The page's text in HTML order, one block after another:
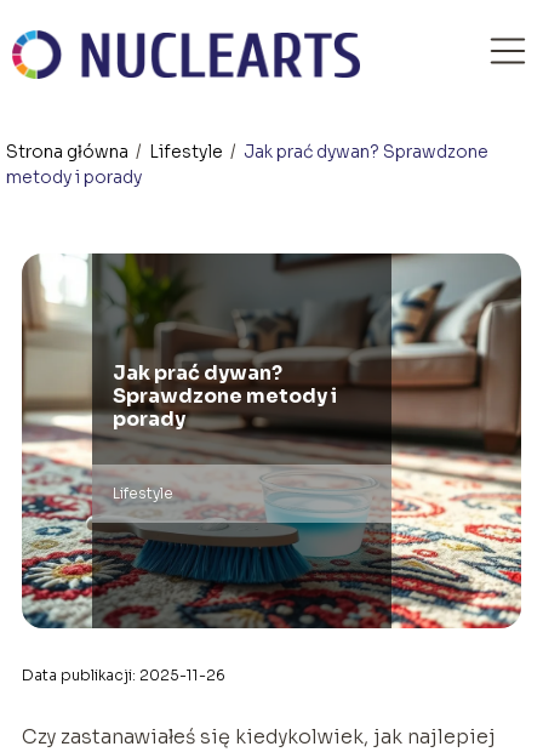
Strona główna / Lifestyle / Jak prać dywan? Sprawdzone
metody i porady
Jak prać dywan?
Sprawdzone metody i
porady
Lifestyle
Data publikacji: 2025-11-26
Czy zastanawiałeś się kiedykolwiek, jak najlepiej